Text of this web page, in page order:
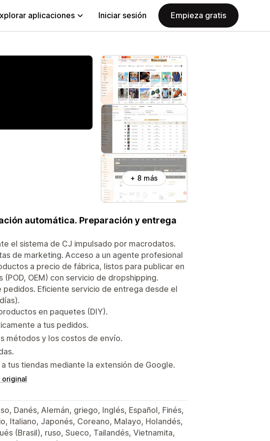
aplicaciones Iniciar sesión Empieza gratis
+ 8 más
automática. Preparación y entrega
el sistema de CJ impulsado por macrodatos.
de marketing. Acceso a un agente profesional
a precio de fábrica, listos para publicar en
OEM) con servicio de dropshipping.
Eficiente servicio de entrega desde el
en paquetes (DIY).
a tus pedidos.
métodos y los costos de envío.
tus tiendas mediante la extensión de Google.
original
Danés, Alemán, griego, Inglés, Español, Finés,
Italiano, Japonés, Coreano, Malayo, Holandés,
(Brasil), ruso, Sueco, Tailandés, Vietnamita,